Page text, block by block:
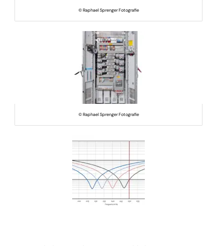
© Raphael Sprenger Fotografie
© Raphael Sprenger Fotografie